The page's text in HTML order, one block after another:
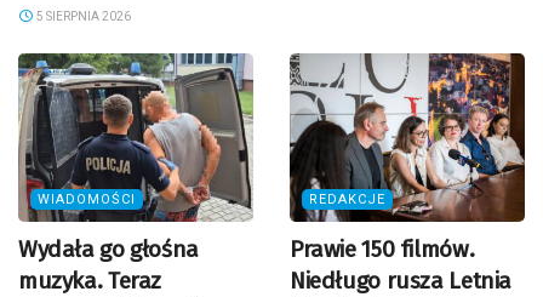
5 SIERPNIA 2026
WIADOMOŚCI
Wydała go głośna
muzyka. Teraz
REDAKCJE
Prawie 150 filmów.
Niedługo rusza Letnia